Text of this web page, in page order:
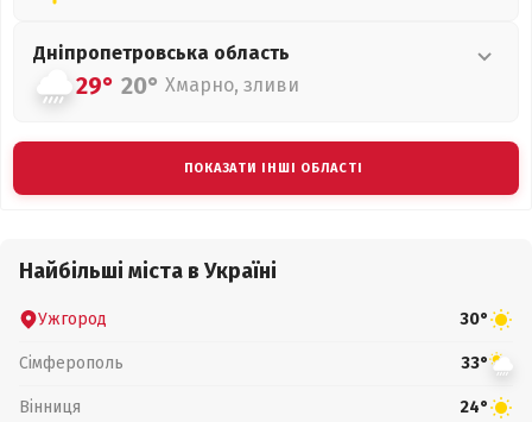
Дніпропетровська область
29° 20° Хмарно, зливи
ПОКАЗАТИ ІНШІ ОБЛАСТІ
Найбільші міста в Україні
Ужгород 30°
Сімферополь 33°
Вінниця 24°